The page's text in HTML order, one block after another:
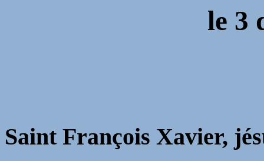
le 3
Saint François Xavier,